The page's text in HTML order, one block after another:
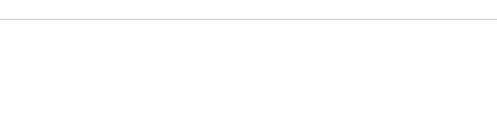
あるかぜひチェックしてみてください。